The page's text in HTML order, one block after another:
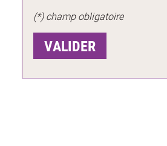
(*) champ obligatoire